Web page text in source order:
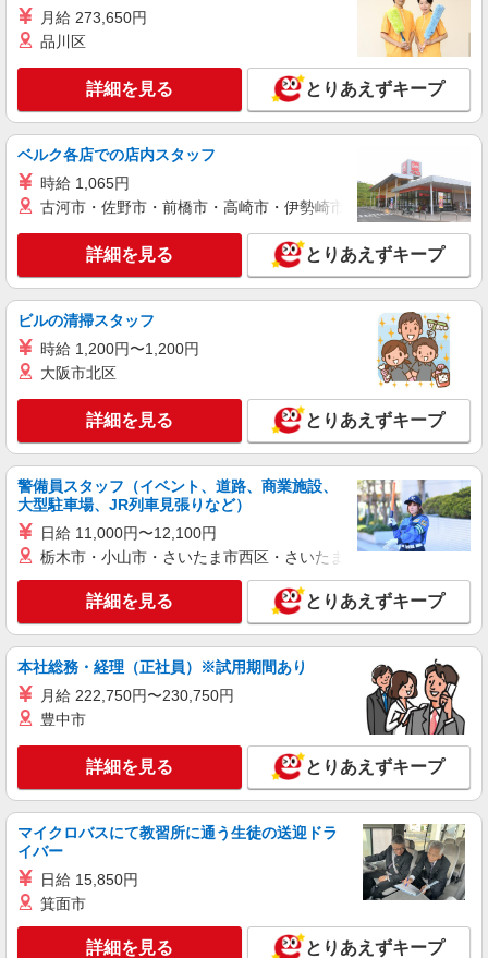
月給 273,650円
品川区
詳細を見る とりあえずキープ
ベルク各店での店内スタッフ
時給 1,065円
古河市・佐野市・前橋市・高崎市・伊勢崎市・太田市・館林市
詳細を見る とりあえずキープ
ビルの清掃スタッフ
時給 1,200円〜1,200円
大阪市北区
詳細を見る とりあえずキープ
警備員スタッフ（イベント、道路、商業施設、
大型駐車場、JR列車見張りなど）
日給 11,000円〜12,100円
栃木市・小山市・さいたま市西区・さいたま市岩槻区・久喜市・
詳細を見る とりあえずキープ
本社総務・経理（正社員）※試用期間あり
月給 222,750円〜230,750円
豊中市
詳細を見る とりあえずキープ
マイクロバスにて教習所に通う生徒の送迎ドラ
イバー
日給 15,850円
箕面市
詳細を見る とりあえずキープ